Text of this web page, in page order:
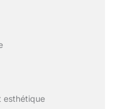
esthétique